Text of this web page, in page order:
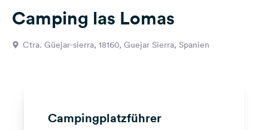
Fragen &
Feedback
Camping las Lomas
Ctra. Güejar-sierra, 18160, Guejar Sierra, Spanien
Campingplatzführer